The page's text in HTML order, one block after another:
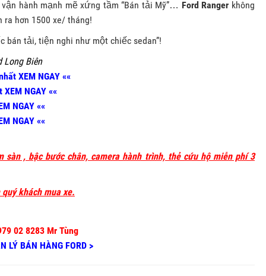
hành mạnh mẽ xứng tầm “Bán tải Mỹ”… Ford Ranger không
hơn 1500 xe/ tháng!
bán tải, tiện nghi như một chiếc sedan”!
Long Biên
XEM NGAY ««
XEM NGAY ««
NGAY ««
NGAY ««
, bậc bước chân, camera hành trình, thẻ cứu hộ miễn phí 3
khách mua xe.
02 8283 Mr Tùng
LÝ BÁN HÀNG FORD >